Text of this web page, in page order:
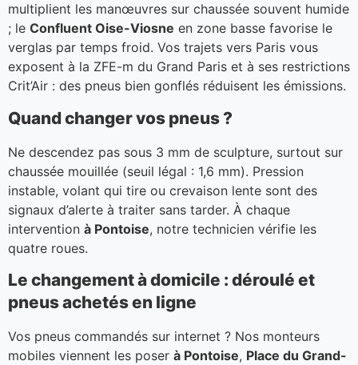
multiplient les manœuvres sur chaussée souvent humide
; le Confluent Oise-Viosne en zone basse favorise le
verglas par temps froid. Vos trajets vers Paris vous
exposent à la ZFE-m du Grand Paris et à ses restrictions
Crit’Air : des pneus bien gonflés réduisent les émissions.
Quand changer vos pneus ?
Ne descendez pas sous 3 mm de sculpture, surtout sur
chaussée mouillée (seuil légal : 1,6 mm). Pression
instable, volant qui tire ou crevaison lente sont des
signaux d’alerte à traiter sans tarder. À chaque
intervention à Pontoise, notre technicien vérifie les
quatre roues.
Le changement à domicile : déroulé et
pneus achetés en ligne
Vos pneus commandés sur internet ? Nos monteurs
mobiles viennent les poser à Pontoise, Place du Grand-